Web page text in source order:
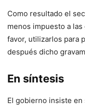
Como resultado el
menos impuesto a
favor, utilizarlos para
después dicho
En síntesis
El gobierno insiste